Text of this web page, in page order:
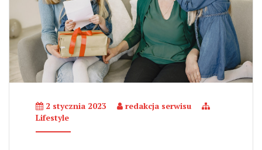
2 stycznia 2023
redakcja serwisu
Lifestyle